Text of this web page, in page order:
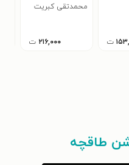
ت
محمدتقی کبریت
۲۱۶,۰۰۰ ت
طاقچه